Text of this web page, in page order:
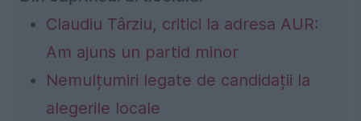
Claudiu Târziu, critici la adresa AUR:
Am ajuns un partid minor
Nemulțumiri legate de candidații la
alegerile locale